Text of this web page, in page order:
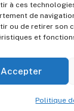
à ces
de
ou de retirer son
et
Accepter
Politique